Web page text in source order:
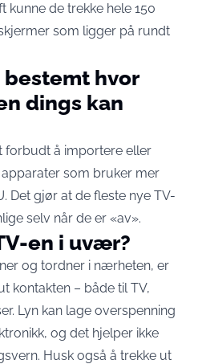
kunne de trekke hele 150
som ligger på rundt
bestemt hvor
dings kan
forbudt å importere eller
som bruker mer
Det gjør at de fleste nye TV-
selv når de er «av».
en i uvær?
og tordner i nærheten, er
kontakten – både til TV,
Lyn kan lage overspenning
og det hjelper ikke
Husk også å trekke ut